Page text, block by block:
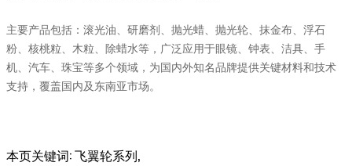
主要产品包括：滚光油、研磨剂、抛光蜡、抛光轮、抹金布、浮石
粉、核桃粒、木粒、除蜡水等，广泛应用于眼镜、钟表、洁具、手
机、汽车、珠宝等多个领域，为国内外知名品牌提供关键材料和技术
支持，覆盖国内及东南亚市场。
本页关键词:飞翼轮系列,